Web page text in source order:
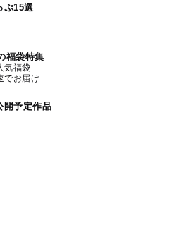
ぷ15選
福袋特集
気福袋
でお届け
開予定作品